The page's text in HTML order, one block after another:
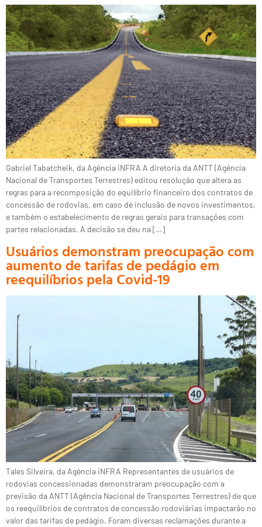
Gabriel Tabatcheik, da Agência iNFRA A diretoria da ANTT (Agência
Nacional de Transportes Terrestres) editou resolução que altera as
regras para a recomposição do equilíbrio financeiro dos contratos de
concessão de rodovias, em caso de inclusão de novos investimentos,
e também o estabelecimento de regras gerais para transações com
partes relacionadas. A decisão se deu na […]
Usuários demonstram preocupação com
aumento de tarifas de pedágio em
reequilíbrios pela Covid-19
Tales Silveira, da Agência iNFRA Representantes de usuários de
rodovias concessionadas demonstraram preocupação com a
previsão da ANTT (Agência Nacional de Transportes Terrestres) de que
os reequilíbrios de contratos de concessão rodoviárias impactarão no
valor das tarifas de pedágio. Foram diversas reclamações durante a